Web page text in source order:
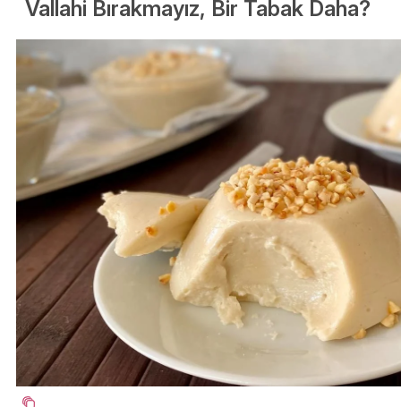
Vallahi Bırakmayız, Bir Tabak Daha?